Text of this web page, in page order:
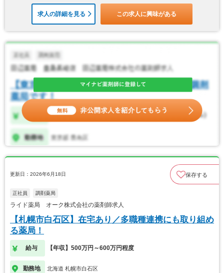
求人の詳細を見る この求人に興味がある
更新日：2026年6月18日 保存する
正社員 調剤薬局
ライド薬局 オーク株式会社の薬剤師求人
【札幌市白石区】在宅あり／多職種連携にも取り組め
る薬局！
給与 【年収】500万円～600万円程度
勤務地 北海道 札幌市白石区